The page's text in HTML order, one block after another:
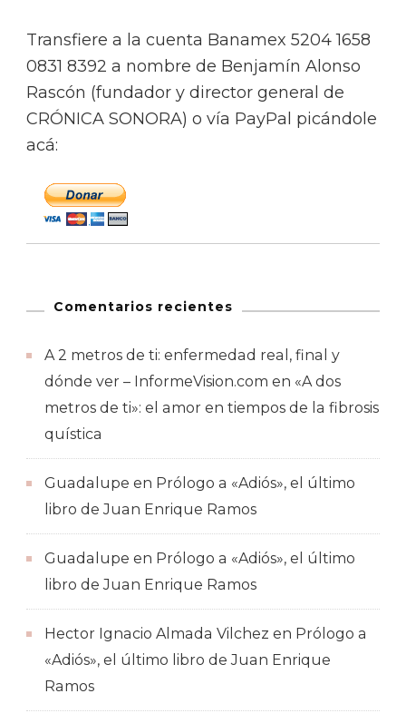
Transfiere a la cuenta Banamex 5204 1658
0831 8392 a nombre de Benjamín Alonso
Rascón (fundador y director general de
CRÓNICA SONORA) o vía PayPal picándole
acá:
Comentarios recientes
A 2 metros de ti: enfermedad real, final y
dónde ver – InformeVision.com en «A dos
metros de ti»: el amor en tiempos de la fibrosis
quística
Guadalupe en Prólogo a «Adiós», el último
libro de Juan Enrique Ramos
Guadalupe en Prólogo a «Adiós», el último
libro de Juan Enrique Ramos
Hector Ignacio Almada Vilchez en Prólogo a
«Adiós», el último libro de Juan Enrique
Ramos